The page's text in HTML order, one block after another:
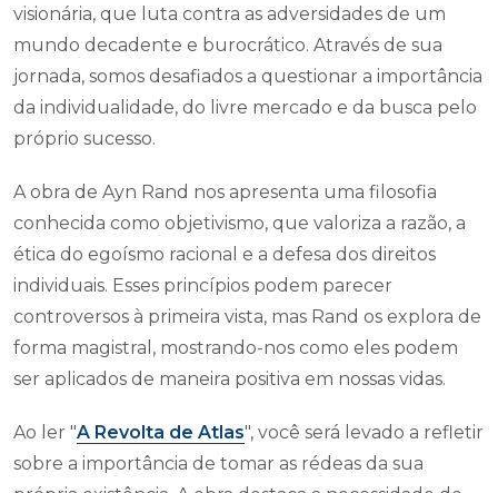
visionária, que luta contra as adversidades de um
mundo decadente e burocrático. Através de sua
jornada, somos desafiados a questionar a importância
da individualidade, do livre mercado e da busca pelo
próprio sucesso.
A obra de Ayn Rand nos apresenta uma filosofia
conhecida como objetivismo, que valoriza a razão, a
ética do egoísmo racional e a defesa dos direitos
individuais. Esses princípios podem parecer
controversos à primeira vista, mas Rand os explora de
forma magistral, mostrando-nos como eles podem
ser aplicados de maneira positiva em nossas vidas.
Ao ler "A Revolta de Atlas", você será levado a refletir
sobre a importância de tomar as rédeas da sua